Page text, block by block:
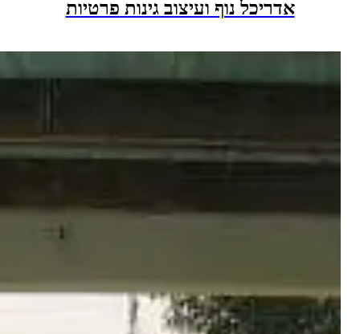
אדריכל נוף ועיצוב גינות פרטיות